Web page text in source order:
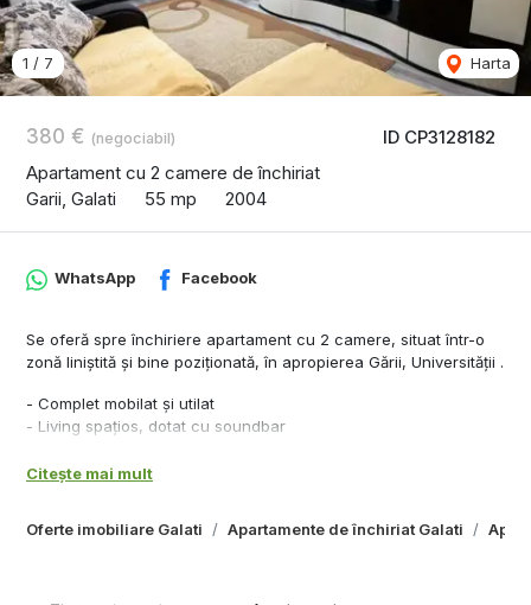
ID CP3128182
380 € (negociabil)
Apartament cu 2 camere de închiriat
Garii, Galati
55 mp 2004
1 / 7 Harta
Oferte imobiliare Galati Apartamente de închiriat Galati
WhatsApp Facebook
Se oferă spre închiriere apartament cu 2 camere, situat într-o
zonă liniștită și bine poziționată, în apropierea Gării, Universității .
- Complet mobilat și utilat
- Living spațios, dotat cu soundbar
- Racordat la sistemul de încălzire centrală al blocului
interes
Citește mai mult